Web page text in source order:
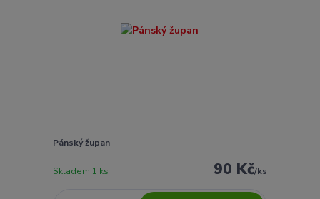
Pánský župan
90 Kč/ks
Skladem 1 ks